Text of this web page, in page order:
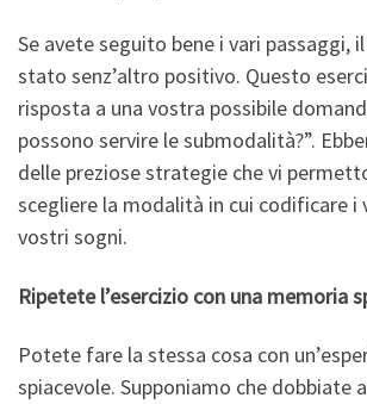
Se avete seguito bene i vari passaggi,
stato senz’altro positivo. Questo
risposta a una vostra possibile
possono servire le submodalità?”.
delle preziose strategie che vi
scegliere la modalità in cui codificare i
vostri sogni.
Ripetete l’esercizio con una memoria
Potete fare la stessa cosa con
spiacevole. Supponiamo che dobbiate